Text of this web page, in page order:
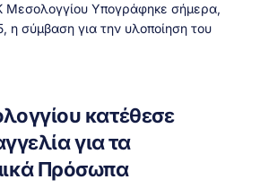
Μεσολογγίου Υπογράφηκε σήμερα,
η σύμβαση για την υλοποίηση του
κατέθεσε
για τα
Πρόσωπα